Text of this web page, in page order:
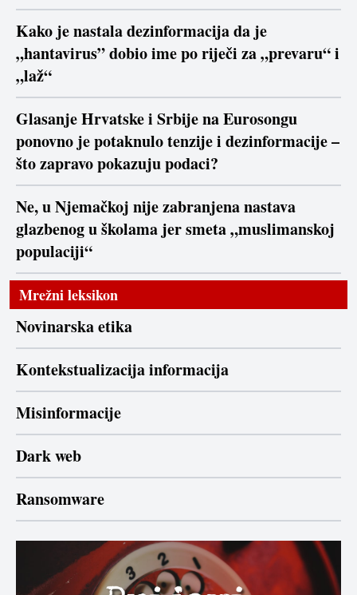
Kako je nastala dezinformacija da je
„hantavirus” dobio ime po riječi za „prevaru“ i
„laž“
Glasanje Hrvatske i Srbije na Eurosongu
ponovno je potaknulo tenzije i dezinformacije –
što zapravo pokazuju podaci?
Ne, u Njemačkoj nije zabranjena nastava
glazbenog u školama jer smeta „muslimanskoj
populaciji“
Mrežni leksikon
Novinarska etika
Kontekstualizacija informacija
Misinformacije
Dark web
Ransomware